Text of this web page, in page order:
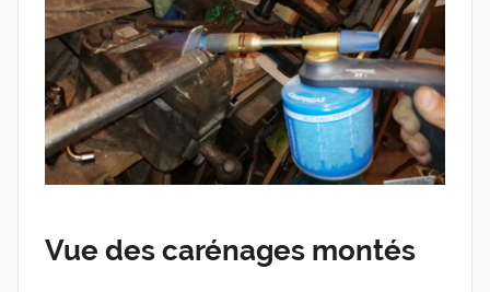
Vue des carénages montés